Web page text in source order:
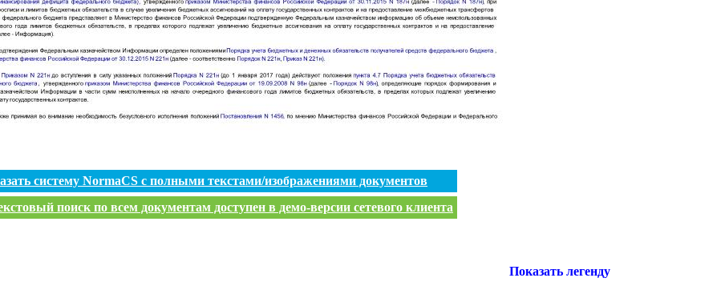
систему NormaCS с полными текстами/изображениями документов
поиск по всем документам доступен в демо-версии сетевого клиента
Показать легенду